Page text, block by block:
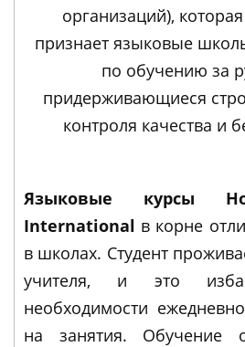
организаций),
признает языковые
по обучению за
придерживающиеся
контроля качества и
Языковые курсы
International в корне
в школах. Студент
учителя, и это
необходимости
на занятия. Обучение